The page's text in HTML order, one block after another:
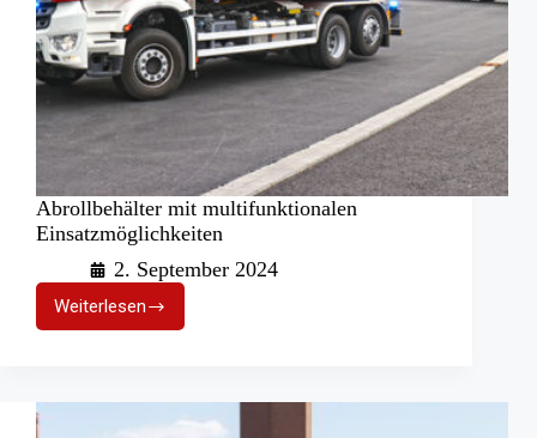
Abrollbehälter mit multifunktionalen
Einsatzmöglichkeiten
2. September 2024
WeiterlesenAbrollbehälter
mit